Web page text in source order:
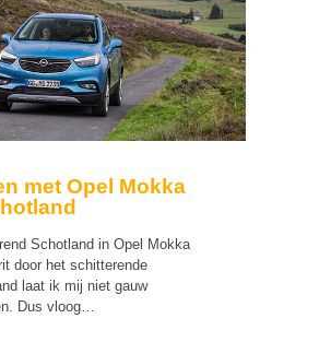
met Opel Mokka
Schotland in Opel Mokka
door het schitterende
laat ik mij niet gauw
Dus vloog…